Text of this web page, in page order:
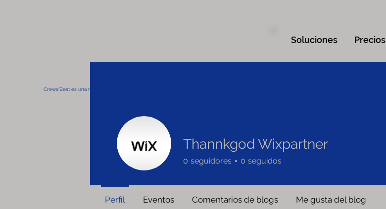
Crews'Best es una marca registrada
Soluciones Precios
Thannkgod Wixpartner
0 seguidores 0 seguidos
Perfil Eventos Comentarios de blogs Me gusta del blog